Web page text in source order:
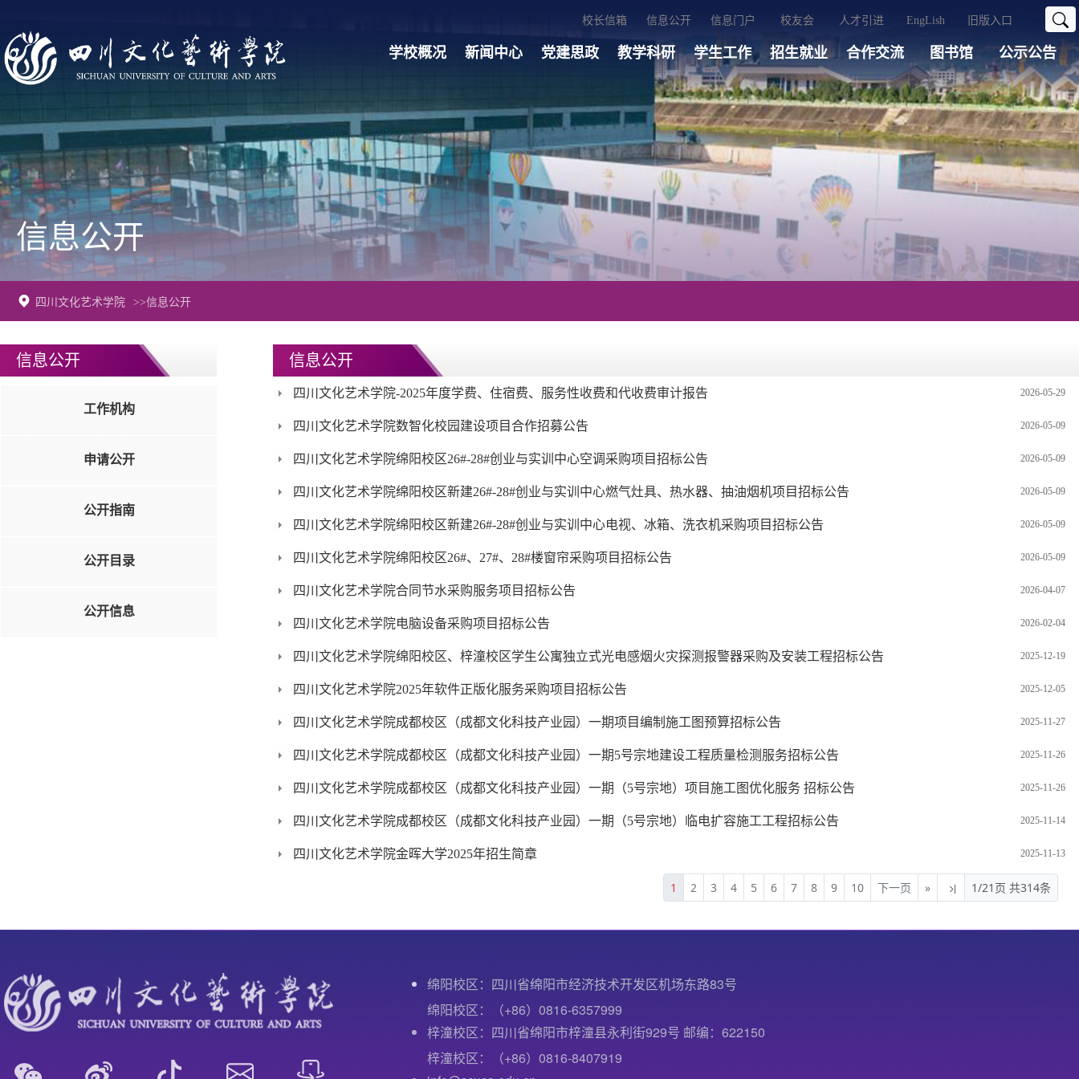
四川文化艺术学院 >>信息公开
信息公开
信息公开
工作机构
申请公开
公开指南
公开目录
公开信息
信息公开
2026-05-29
四川文化艺术学院-2025年度学费、住宿费、服务性收费和代收费审计报告
2026-05-09
四川文化艺术学院数智化校园建设项目合作招募公告
2026-05-09
四川文化艺术学院绵阳校区26#-28#创业与实训中心空调采购项目招标公告
2026-05-09
四川文化艺术学院绵阳校区新建26#-28#创业与实训中心燃气灶具、热水器、抽油烟机项目招标公告
2026-05-09
四川文化艺术学院绵阳校区新建26#-28#创业与实训中心电视、冰箱、洗衣机采购项目招标公告
2026-05-09
四川文化艺术学院绵阳校区26#、27#、28#楼窗帘采购项目招标公告
2026-04-07
四川文化艺术学院合同节水采购服务项目招标公告
2026-02-04
四川文化艺术学院电脑设备采购项目招标公告
2025-12-19
四川文化艺术学院绵阳校区、梓潼校区学生公寓独立式光电感烟火灾探测报警器采购及安装工程招标公告
2025-12-05
四川文化艺术学院2025年软件正版化服务采购项目招标公告
2025-11-27
四川文化艺术学院成都校区（成都文化科技产业园）一期项目编制施工图预算招标公告
2025-11-26
四川文化艺术学院成都校区（成都文化科技产业园）一期5号宗地建设工程质量检测服务招标公告
2025-11-26
四川文化艺术学院成都校区（成都文化科技产业园）一期（5号宗地）项目施工图优化服务 招标公告
2025-11-14
四川文化艺术学院成都校区（成都文化科技产业园）一期（5号宗地）临电扩容施工工程招标公告
2025-11-13
四川文化艺术学院金晖大学2025年招生简章
1 2 3 4 5 6 7 8 9 10 下一页 » 1/21页 共314条
绵阳校区：四川省绵阳市经济技术开发区机场东路83号
绵阳校区：（+86）0816-6357999
梓潼校区：四川省绵阳市梓潼县永利街929号 邮编：622150
梓潼校区：（+86）0816-8407919
学校概况 新闻中心 党建思政 教学科研 学生工作 招生就业 合作交流 图书馆 公示公告
校长信箱 信息公开 信息门户 校友会 人才引进 EngLish 旧版入口